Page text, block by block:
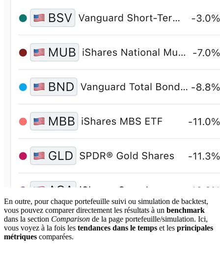
En outre, pour chaque portefeuille suivi ou simulation de backtest,
vous pouvez comparer directement les résultats à un benchmark
dans la section Comparison de la page portefeuille/simulation. Ici,
vous voyez à la fois les tendances dans le temps et les principales
métriques comparées.